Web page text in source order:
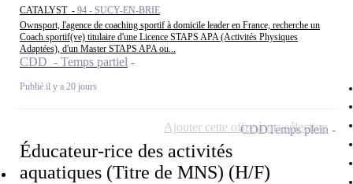
CATALYST - 94 - SUCY-EN-BRIE
Ownsport, l'agence de coaching sportif à domicile leader en France, recherche un
Coach sportif(ve) titulaire d'une Licence STAPS APA (Activités Physiques
Adaptées), d'un Master STAPS APA ou...
CDD - Temps partiel
Publié il y a 20 jours
Éducateur-rice des activités
aquatiques (Titre de MNS) (H/F)
CDDTemps plein
Ajouter cette offre à ma sélection